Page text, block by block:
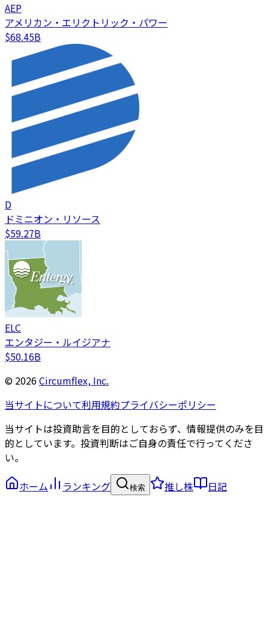
AEP
アメリカン・エリクトリック・パワー
$68.45B
D
ドミニオン・リソース
$59.27B
ELC
エンタジー・ルイジアナ
$50.16B
© 2026Circumflex, Inc.
当サイトについて利用規約プライバシーポリシー
当サイトは投資助言を目的としておらず、情報提供のみを目
的としています。投資判断はご自身の責任で行ってくださ
い。
ホーム
ランキング 検索 推し株 日記